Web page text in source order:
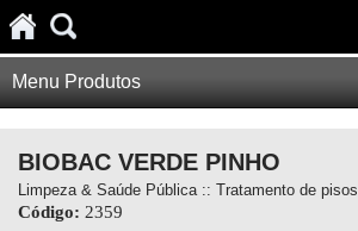
Menu Produtos
BIOBAC VERDE PINHO
Limpeza & Saúde Pública :: Tratamento de pisos
Código: 2359